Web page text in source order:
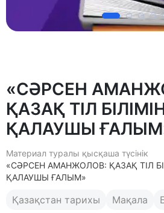
«СӘРСЕН
ҚАЗАҚ ТІЛ
ҚАЛАУШЫ
Материал туралы қысқаша түсінік
«СӘРСЕН АМАНЖОЛОВ: ҚАЗАҚ ТІЛ
ҚАЛАУШЫ ҒАЛЫМ»
Қазақстан тарихы Мақала